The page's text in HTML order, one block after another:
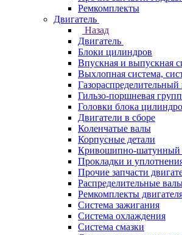
Ремкомплекты
Двигатель
Назад
Двигатель
Блоки цилиндров
Впускная и выпускная
Выхлопная система,
Гильзо-поршневая
Головки блока
Двигатели в сборе
Коленчатые валы
Корпусные детали
Кривошипно-шатунный
Прокладки и
Прочие запчасти
Распределительные
Ремкомплекты
Система зажигания
Система охлаждения
Система смазки